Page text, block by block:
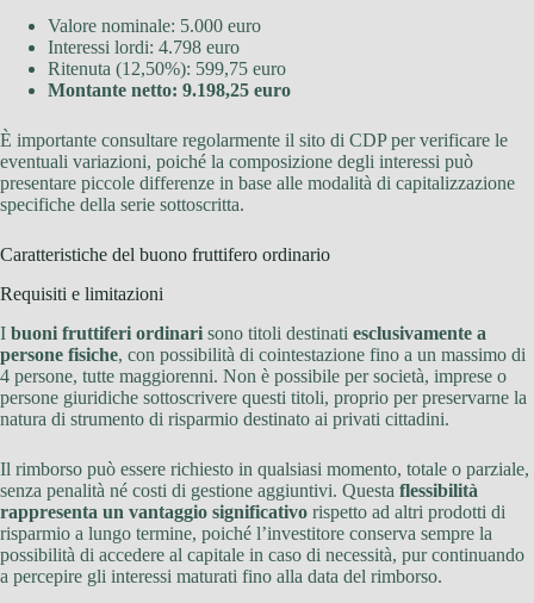
Valore nominale: 5.000 euro
Interessi lordi: 4.798 euro
Ritenuta (12,50%): 599,75 euro
Montante netto: 9.198,25 euro
È importante consultare regolarmente il sito di CDP per verificare le
eventuali variazioni, poiché la composizione degli interessi può
presentare piccole differenze in base alle modalità di capitalizzazione
specifiche della serie sottoscritta.
Caratteristiche del buono fruttifero ordinario
Requisiti e limitazioni
I buoni fruttiferi ordinari sono titoli destinati esclusivamente a
persone fisiche, con possibilità di cointestazione fino a un massimo di
4 persone, tutte maggiorenni. Non è possibile per società, imprese o
persone giuridiche sottoscrivere questi titoli, proprio per preservarne la
natura di strumento di risparmio destinato ai privati cittadini.
Il rimborso può essere richiesto in qualsiasi momento, totale o parziale,
senza penalità né costi di gestione aggiuntivi. Questa flessibilità
rappresenta un vantaggio significativo rispetto ad altri prodotti di
risparmio a lungo termine, poiché l’investitore conserva sempre la
possibilità di accedere al capitale in caso di necessità, pur continuando
a percepire gli interessi maturati fino alla data del rimborso.